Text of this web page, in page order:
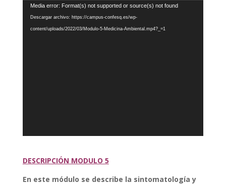
Reproductor
vídeo
Media error: Format(s) not supported or source(s) not found
Descargar archivo: https://campus-confesq.es/wp-
content/uploads/2022/03/Modulo-5-Medicina-Ambiental.mp4?_=1
DESCRIPCIÓN MODULO 5
En este módulo se describe la sintomatología y